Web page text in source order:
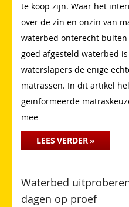
te koop zijn. Waar het
over de zin en onzin van
waterbed onterecht buiten
goed afgesteld waterbed
waterslapers de enige
matrassen. In dit artikel
geïnformeerde
mee
LEES VERDER »
Waterbed
dagen op proef